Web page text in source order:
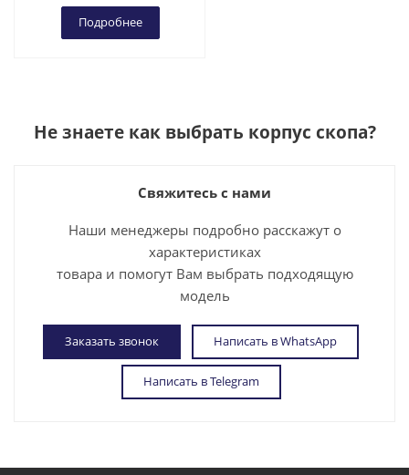
Подробнее
Не знаете как выбрать корпус скопа?
Свяжитесь с нами
Наши менеджеры подробно расскажут о
характеристиках
товара и помогут Вам выбрать подходящую
модель
Заказать звонок Написать в WhatsApp
Написать в Telegram